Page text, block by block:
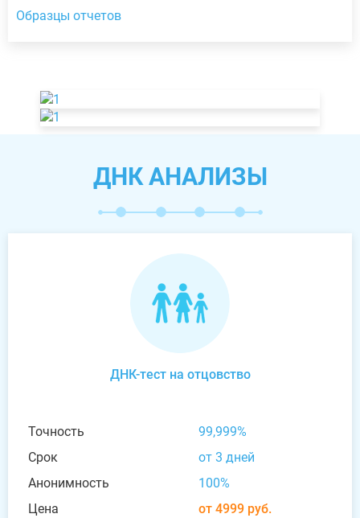
Образцы отчетов
ДНК АНАЛИЗЫ
ДНК-тест на отцовство
Точность
99,999%
Срок
от 3 дней
Анонимность
100%
Цена
от 4999 руб.